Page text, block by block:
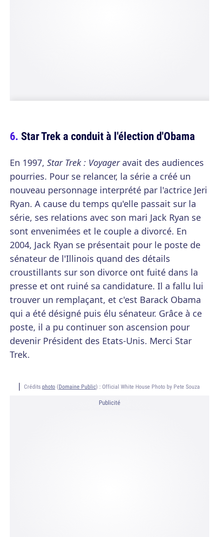
Star Trek a conduit à l'élection d'Obama
En 1997, Star Trek : Voyageravait des audiences
pourries. Pour se relancer, la série a créé un
nouveau personnage interprété par l'actrice Jeri
Ryan. A cause du temps qu'elle passait sur la
série, ses relations avec son mari Jack Ryan se
sont envenimées et le couple a divorcé. En
2004, Jack Ryan se présentait pour le poste de
sénateur de l'Illinois quand des détails
croustillants sur son divorce ont fuité dans la
presse et ont ruiné sa candidature. Il a fallu lui
trouver un remplaçant, et c'est Barack Obama
qui a été désigné puis élu sénateur. Grâce à ce
poste, il a pu continuer son ascension pour
devenir Président des Etats-Unis. Merci Star
Trek.
Crédits photo (Domaine Public) : Official White House Photo by Pete Souza
Publicité